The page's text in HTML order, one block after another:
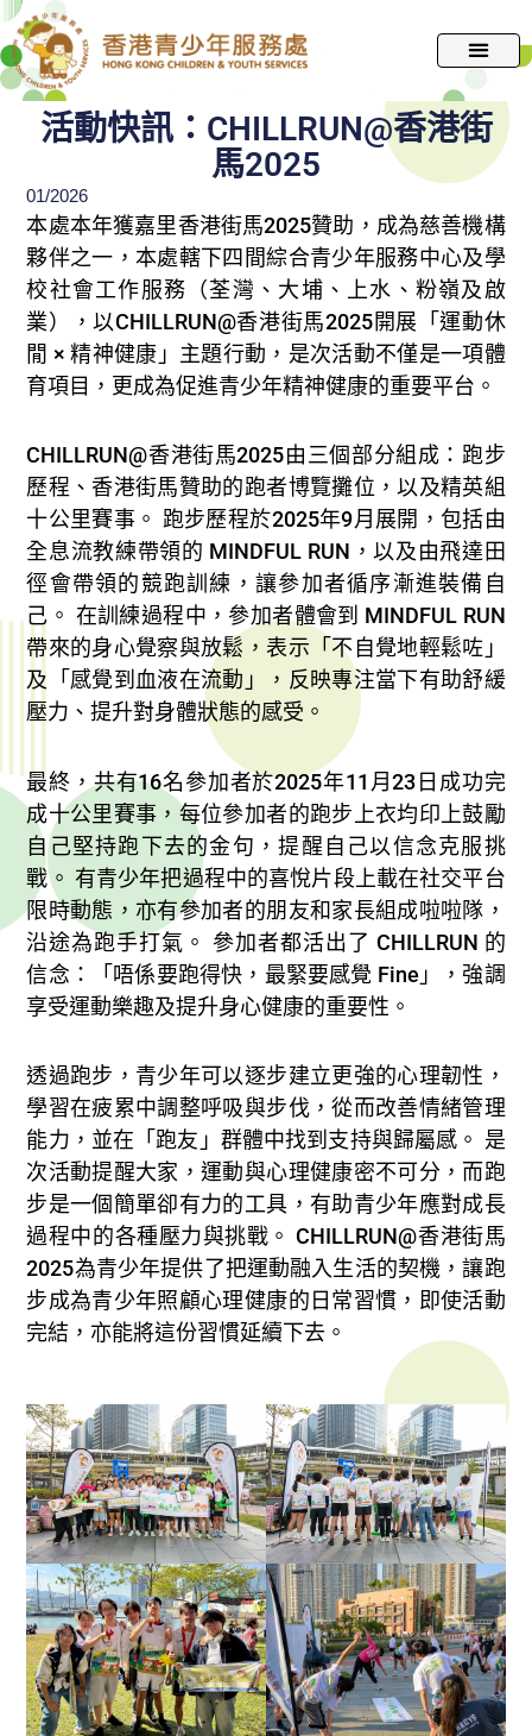
跳
至
主
活動快訊：CHILLRUN@香港街
馬2025
01/2026
本處本年獲嘉里香港街馬2025贊助，成為慈善機構
夥伴之一，本處轄下四間綜合青少年服務中心及學
校社會工作服務（荃灣、大埔、上水、粉嶺及啟
業），以CHILLRUN@香港街馬2025開展「運動休
閒 × 精神健康」主題行動，是次活動不僅是一項體
育項目，更成為促進青少年精神健康的重要平台。
CHILLRUN@香港街馬2025由三個部分組成：跑步
歷程、香港街馬贊助的跑者博覽攤位，以及精英組
十公里賽事。 跑步歷程於2025年9月展開，包括由
全息流教練帶領的 MINDFUL RUN，以及由飛達田
徑會帶領的競跑訓練，讓參加者循序漸進裝備自
己。 在訓練過程中，參加者體會到 MINDFUL RUN
帶來的身心覺察與放鬆，表示「不自覺地輕鬆咗」
及「感覺到血液在流動」，反映專注當下有助舒緩
壓力、提升對身體狀態的感受。
最終，共有16名參加者於2025年11月23日成功完
成十公里賽事，每位參加者的跑步上衣均印上鼓勵
自己堅持跑下去的金句，提醒自己以信念克服挑
戰。 有青少年把過程中的喜悅片段上載在社交平台
限時動態，亦有參加者的朋友和家長組成啦啦隊，
沿途為跑手打氣。 參加者都活出了 CHILLRUN 的
信念：「唔係要跑得快，最緊要感覺 Fine」，強調
享受運動樂趣及提升身心健康的重要性。
透過跑步，青少年可以逐步建立更強的心理韌性，
學習在疲累中調整呼吸與步伐，從而改善情緒管理
能力，並在「跑友」群體中找到支持與歸屬感。 是
次活動提醒大家，運動與心理健康密不可分，而跑
步是一個簡單卻有力的工具，有助青少年應對成長
過程中的各種壓力與挑戰。 CHILLRUN@香港街馬
2025為青少年提供了把運動融入生活的契機，讓跑
步成為青少年照顧心理健康的日常習慣，即使活動
完結，亦能將這份習慣延續下去。